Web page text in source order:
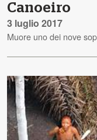
Canoeiro
3 luglio 2017
Muore uno dei nove